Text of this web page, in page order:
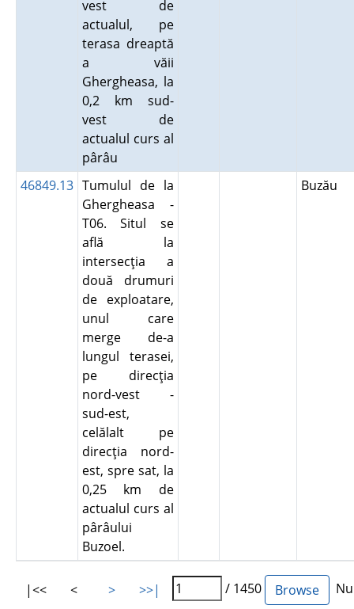
vest de
actualul, pe
terasa dreaptă
a văii
Ghergheasa, la
0,2 km sud-
vest de
actualul curs al
pârâu
46849.13 Tumulul de la
Ghergheasa -
T06. Situl se
află la
intersecţia a
două drumuri
de exploatare,
unul care
merge de-a
lungul terasei,
pe direcţia
nord-vest -
sud-est,
celălalt pe
direcţia nord-
est, spre sat, la
0,25 km de
actualul curs al
pârâului
Buzoel.
Buzău
|<< < > >>| / 1450